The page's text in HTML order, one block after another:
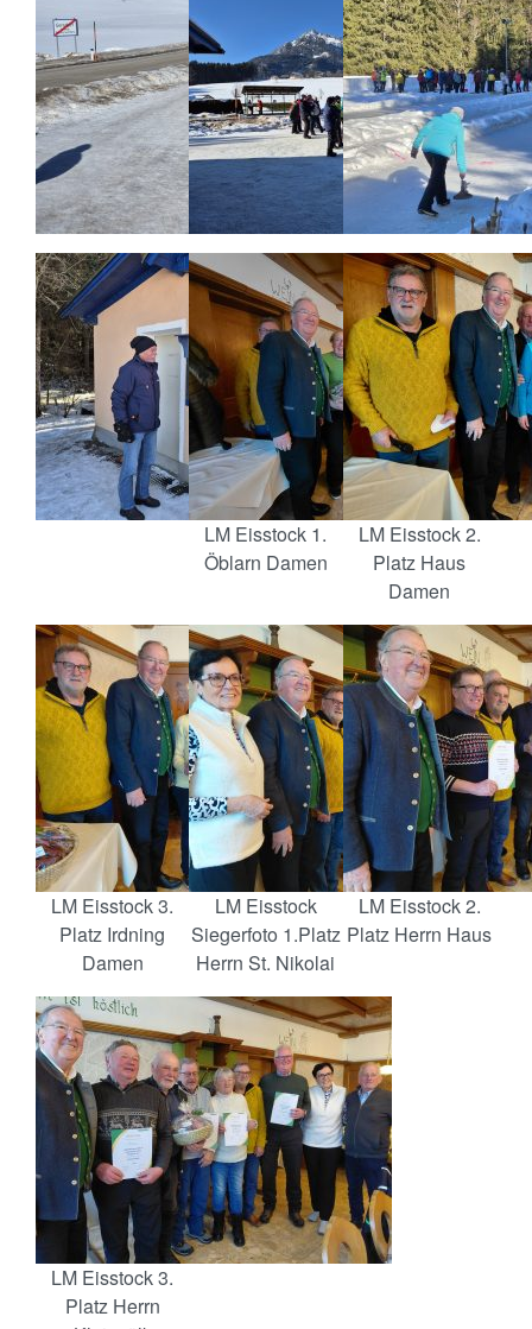
LM Eisstock 1.
Öblarn Damen
LM Eisstock 2.
Platz Haus
Damen
LM Eisstock 3.
Platz Irdning
Damen
LM Eisstock
Siegerfoto 1.Platz
Herrn St. Nikolai
LM Eisstock 2.
Platz Herrn Haus
LM Eisstock 3.
Platz Herrn